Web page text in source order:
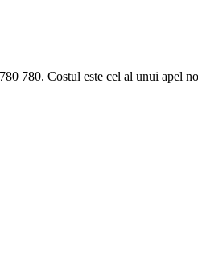
780. Costul este cel al unui apel